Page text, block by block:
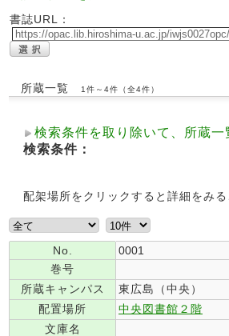
書誌URL：
所蔵一覧 1件～4件（全4件）
検索条件を取り除いて、所蔵一
検索条件：
配架場所をクリックすると詳細をみる
No.
0001
巻号
所蔵キャンパス
東広島（中央）
配置場所
中央図書館２階
文庫名